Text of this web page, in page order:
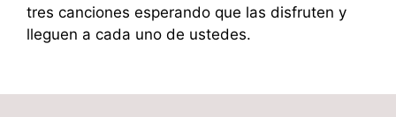
tres canciones esperando que las disfruten y
lleguen a cada uno de ustedes.